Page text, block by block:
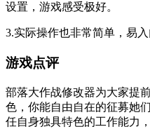
设置，游戏感受极好。
3.实际操作也非常简单，易
游戏点评
部落大作战修改器为大家提
色，你能自由自在的征募她
任自身独具特色的工作能力